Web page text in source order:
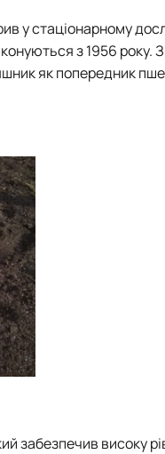
стаціонарному
з 1956 року.
як попередник
забезпечив високу